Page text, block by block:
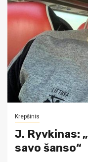
Krepšinis
J. Ryvkinas:
savo šanso“